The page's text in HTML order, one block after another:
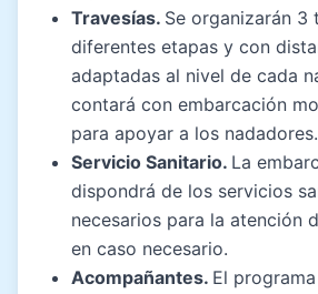
Travesías. Se organizarán 3
diferentes etapas y con
adaptadas al nivel de cada
contará con embarcación
para apoyar a los nadadores.
Servicio Sanitario. La
dispondrá de los servicios
necesarios para la atención
en caso necesario.
Acompañantes. El